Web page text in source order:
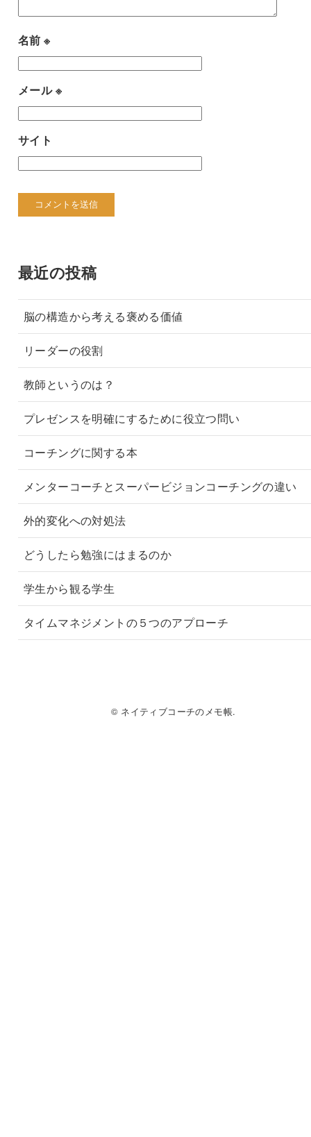
名前※
メール※
サイト
最近の投稿
脳の構造から考える褒める価値
リーダーの役割
教師というのは？
プレゼンスを明確にするために役立つ問い
コーチングに関する本
メンターコーチとスーパービジョンコーチングの違い
外的変化への対処法
どうしたら勉強にはまるのか
学生から観る学生
タイムマネジメントの５つのアプローチ
© ネイティブコーチのメモ帳.